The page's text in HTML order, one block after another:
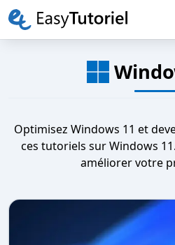
Optimisez Windows 11 et
ces tutoriels sur Windows
améliorer votre